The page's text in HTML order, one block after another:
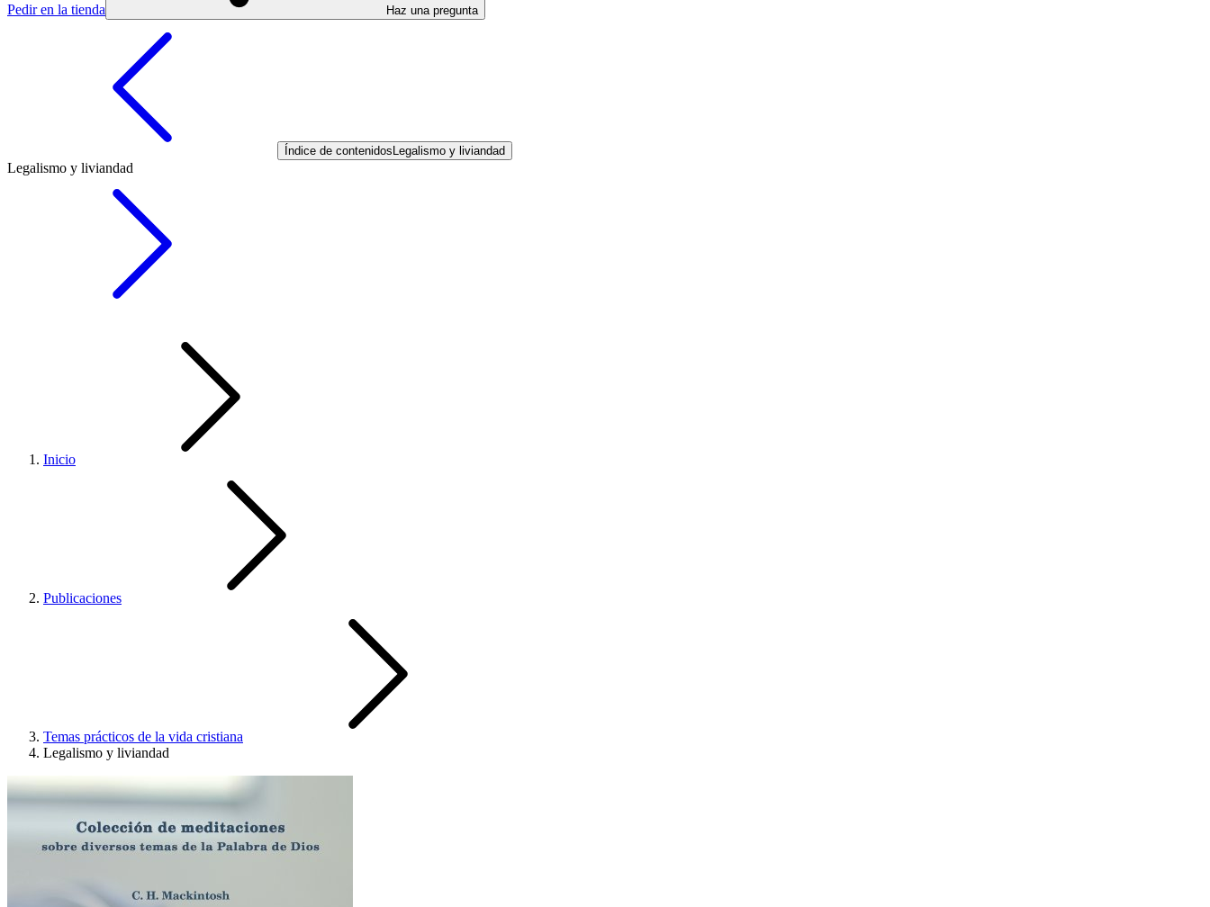
Pedir en la tienda Haz una pregunta
Índice de contenidos Legalismo y liviandad
Legalismo y liviandad
Inicio
Publicaciones
Temas prácticos de la vida cristiana
Legalismo y liviandad